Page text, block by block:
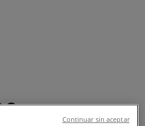
Continuar sin aceptar